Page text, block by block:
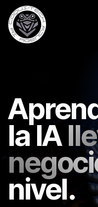
Skip to Content
la IA
nivel.